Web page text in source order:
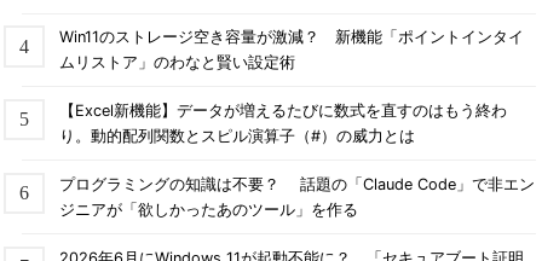
Win11のストレージ空き容量が激減？ 新機能「ポイントインタイ
ムリストア」のわなと賢い設定術
【Excel新機能】データが増えるたびに数式を直すのはもう終わ
り。動的配列関数とスピル演算子（#）の威力とは
プログラミングの知識は不要？ 話題の「Claude Code」で非エン
ジニアが「欲しかったあのツール」を作る